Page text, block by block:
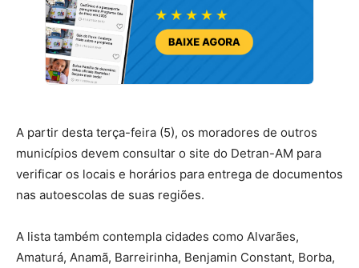
A partir desta terça-feira (5), os moradores de outros
municípios devem consultar o site do Detran-AM para
verificar os locais e horários para entrega de documentos
nas autoescolas de suas regiões.
A lista também contempla cidades como Alvarães,
Amaturá, Anamã, Barreirinha, Benjamin Constant, Borba,